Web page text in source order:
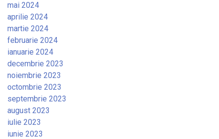
mai 2024
aprilie 2024
martie 2024
februarie 2024
ianuarie 2024
decembrie 2023
noiembrie 2023
octombrie 2023
septembrie 2023
august 2023
iulie 2023
iunie 2023